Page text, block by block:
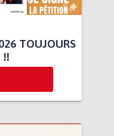
TOUJOURS
‼️